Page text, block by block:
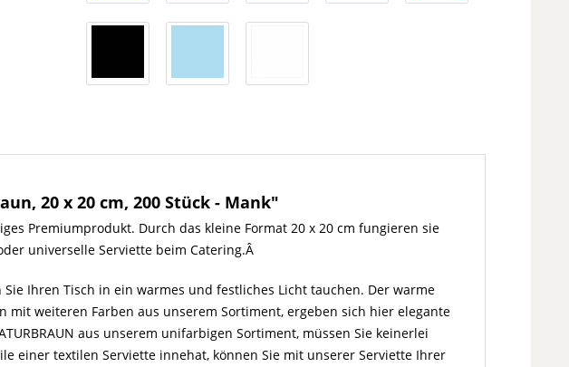
20 x 20 cm, 200 Stück - Mank"
Premiumprodukt. Durch das kleine Format 20 x 20 cm fungieren sie
universelle Serviette beim Catering.Â
Ihren Tisch in ein warmes und festliches Licht tauchen. Der warme
weiteren Farben aus unserem Sortiment, ergeben sich hier elegante
aus unserem unifarbigen Sortiment, müssen Sie keinerlei
einer textilen Serviette innehat, können Sie mit unserer Serviette Ihrer